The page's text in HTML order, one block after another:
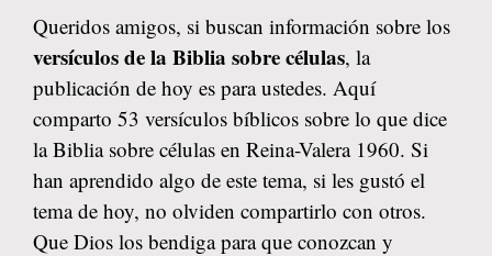
Queridos amigos, si buscan información sobre los
versículos de la Biblia sobre células, la
publicación de hoy es para ustedes. Aquí
comparto 53 versículos bíblicos sobre lo que dice
la Biblia sobre células en Reina-Valera 1960. Si
han aprendido algo de este tema, si les gustó el
tema de hoy, no olviden compartirlo con otros.
Que Dios los bendiga para que conozcan y